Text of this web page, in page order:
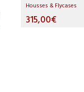
Housses & Flycases
315,00€